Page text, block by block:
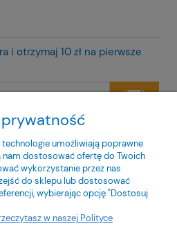
i otrzymaj 10 zł na pierwsze
zgodnie z nasząpolityką
umożliwiają poprawne
nam dostosować ofertę do Twoich
wykorzystanie przez nas
do sklepu lub dostosować
wybierając opcję "Dostosuj
w naszej Polityce